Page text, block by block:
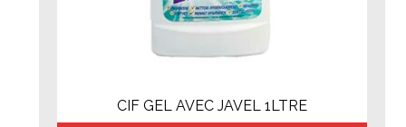
CIF GEL AVEC JAVEL 1LTRE